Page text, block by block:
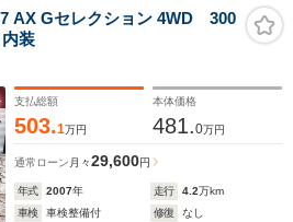
AX Gセレクション 4WD 300
装
支払総額
503.1万円
本体価格
481.0万円
通常ローン 月々29,600円
年式 2007年 走行 4.2万km
車検
車検整備付 修復
なし